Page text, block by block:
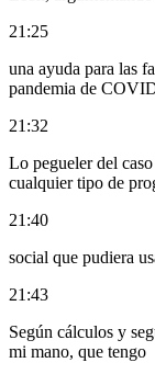
21:25
una ayuda para las
pandemia de
21:32
Lo pegueler del
cualquier tipo de
21:40
social que pudiera
21:43
Según cálculos y
mi mano, que tengo